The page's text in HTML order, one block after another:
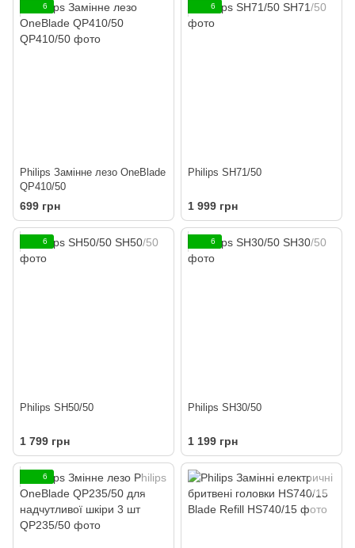
6
Philips Замінне лезо OneBlade
QP410/50
699 грн
6
Philips SH71/50
1 999 грн
6
Philips SH50/50
1 799 грн
6
Philips SH30/50
1 199 грн
6